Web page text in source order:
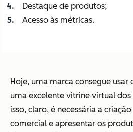
Destaque de produtos;
Acesso às métricas.
Hoje, uma marca consegue
uma excelente vitrine virtual dos
isso, claro, é necessária a
comercial e apresentar os